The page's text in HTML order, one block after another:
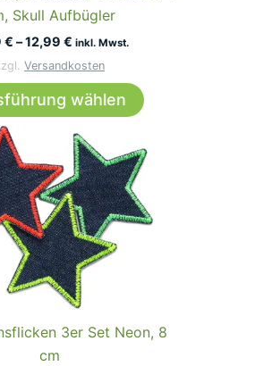
Skull Aufbügler
€ –12,99 € inkl. Mwst.
Versandkosten
wählen
Produkt
mehrere
auf.
Die
Produktseite
3er Set Neon, 8
cm